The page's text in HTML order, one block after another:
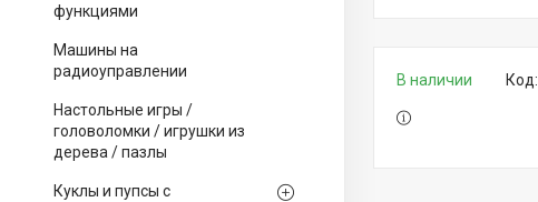
функциями
Машины на
радиоуправлении
Настольные игры /
головоломки / игрушки из
дерева / пазлы
Куклы и пупсы с
В наличии Код: